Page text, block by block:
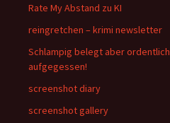
Rate My Abstand zu KI
reingretchen – krimi newsletter
Schlampig belegt aber ordentlich
aufgegessen!
screenshot diary
screenshot gallery